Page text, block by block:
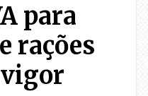
para
rações